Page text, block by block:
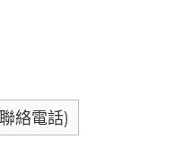
絡電話)